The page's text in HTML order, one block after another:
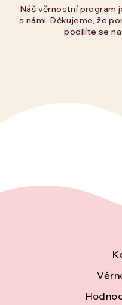
Náš věrnostní program
s námi. Děkujeme, že
podílíte se